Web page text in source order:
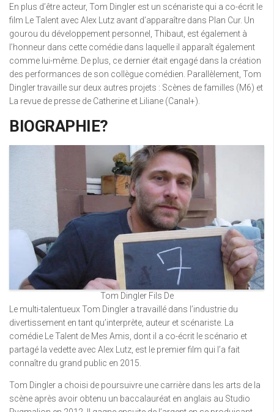
En plus d’être acteur, Tom Dingler est un scénariste qui a co-écrit le
film Le Talent avec Alex Lutz avant d’apparaître dans Plan Cur. Un
gourou du développement personnel, Thibaut, est également à
l’honneur dans cette comédie dans laquelle il apparaît également
comme lui-même. De plus, ce dernier était engagé dans la création
des performances de son collègue comédien. Parallèlement, Tom
Dingler travaille sur deux autres projets : Scènes de familles (M6) et
La revue de presse de Catherine et Liliane (Canal+).
BIOGRAPHIE?
Tom Dingler Fils De
Le multi-talentueux Tom Dingler a travaillé dans l’industrie du
divertissement en tant qu’interprète, auteur et scénariste. La
comédie Le Talent de Mes Amis, dont il a co-écrit le scénario et
partagé la vedette avec Alex Lutz, est le premier film qui l’a fait
connaître du grand public en 2015.
Tom Dingler a choisi de poursuivre une carrière dans les arts de la
scène après avoir obtenu un baccalauréat en anglais au Studio